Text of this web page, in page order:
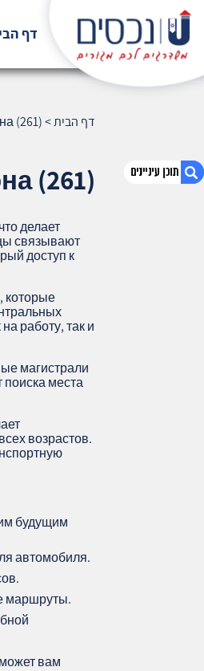
Элиэзер, Хайфа — транспорт и
доступность района (261)
דף
דף הבית>
(261)
(261)
делает
связывают
доступ к
которые
работу, так и
магистрали
поиска места
возрастов.
будущим
автомобиля.
маршруты.
вам